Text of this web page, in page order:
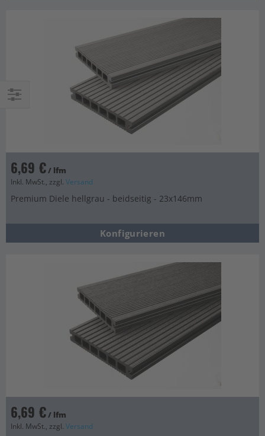
6,69 €/ lfm
Inkl. MwSt., zzgl. Versand
Premium Diele hellgrau - beidseitig - 23x146mm
Konfigurieren
6,69 €/ lfm
Inkl. MwSt., zzgl. Versand